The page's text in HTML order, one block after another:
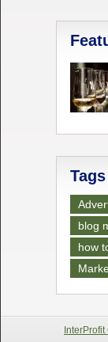
Tags
blog
how
InterProfit